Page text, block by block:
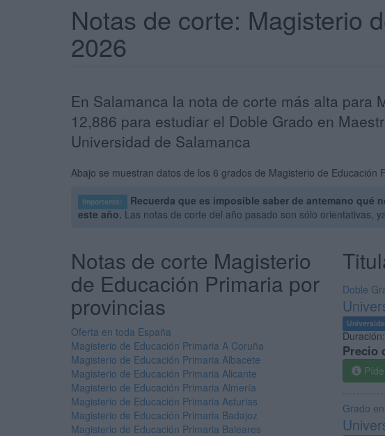
Notas de corte: Magisterio
2026
En Salamanca la nota de corte más alta para
12,886 para estudiar el Doble Grado en
Universidad de Salamanca
Abajo se muestran datos de los 6 grados de Magisterio de
Importante:
Recuerda que es imposible saber de antemano qué
este año. Las notas de corte del año pasado son sólo orientativas,
Doble
Duración:
Precio
Grado
Notas de corte Magisterio
de Educación Primaria por
provincias
Oferta en toda España
Magisterio de Educación Primaria A Coruña
Magisterio de Educación Primaria Albacete
Magisterio de Educación Primaria Alicante
Magisterio de Educación Primaria Almería
Magisterio de Educación Primaria Asturias
Magisterio de Educación Primaria Badajoz
Magisterio de Educación Primaria Baleares